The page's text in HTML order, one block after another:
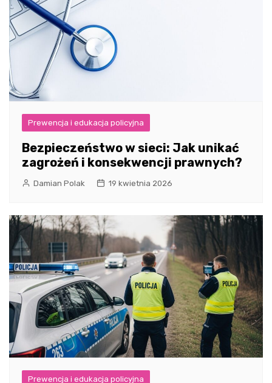
Prewencja i edukacja policyjna
Bezpieczeństwo w sieci: Jak unikać
zagrożeń i konsekwencji prawnych?
Damian Polak 19 kwietnia 2026
Prewencja i edukacja policyjna